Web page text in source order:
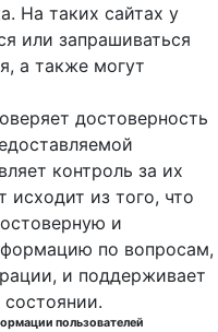
На таких сайтах у
или запрашиваться
а также могут
достоверность
контроль за их
из того, что
и
по вопросам,
и поддерживает
пользователей